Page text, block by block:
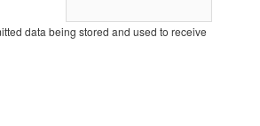
data being stored and used to receive